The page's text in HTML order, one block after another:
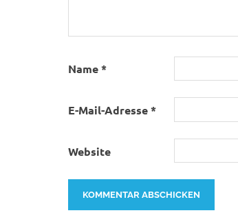
Name*
E-Mail-Adresse*
Website